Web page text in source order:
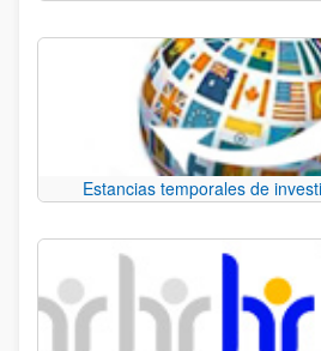
Estancias temporales de